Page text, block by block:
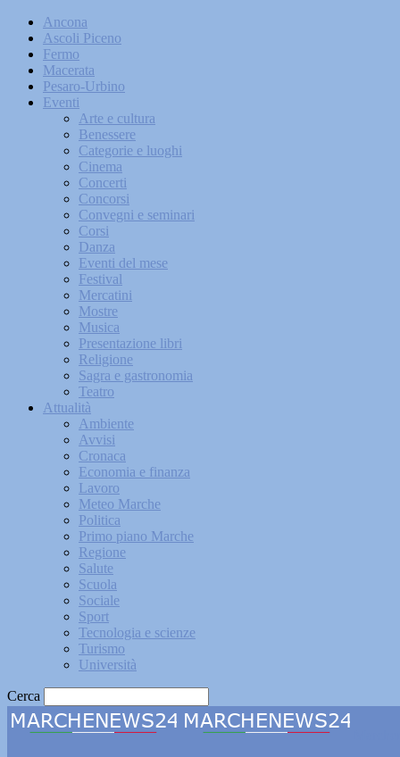
Ancona
Ascoli Piceno
Fermo
Macerata
Pesaro-Urbino
Eventi
Arte e cultura
Benessere
Categorie e luoghi
Cinema
Concerti
Concorsi
Convegni e seminari
Corsi
Danza
Eventi del mese
Festival
Mercatini
Mostre
Musica
Presentazione libri
Religione
Sagra e gastronomia
Teatro
Attualità
Ambiente
Avvisi
Cronaca
Economia e finanza
Lavoro
Meteo Marche
Politica
Primo piano Marche
Regione
Salute
Scuola
Sociale
Sport
Tecnologia e scienze
Turismo
Università
Cerca